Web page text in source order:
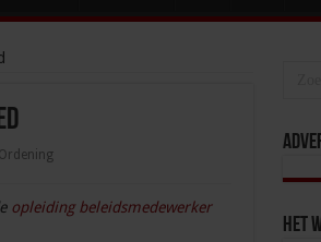
opleiding beleidsmedewerker
Het